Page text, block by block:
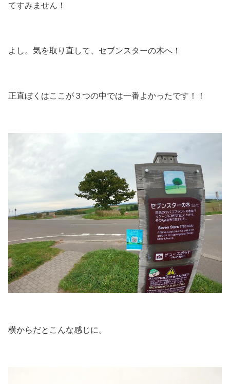
てすみません！
よし。気を取り直して、セブンスターの木へ！
正直ぼくはここが３つの中では一番よかったです！！
横からだとこんな感じに。